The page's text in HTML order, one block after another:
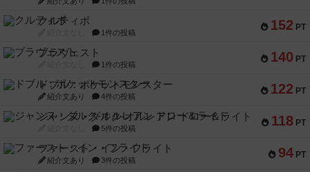
152 PT
クルティボ
1件の投稿
140 PT
ブラヴェスト
1件の投稿
122 PT
ドブル：ポケットモンスター
紹介文あり 4件の投稿
118 PT
ジャンヌ・ダルク-オルレアン ドロー＆ライト
5件の投稿
94 PT
ファースト・イン・フライト
紹介文あり 3件の投稿